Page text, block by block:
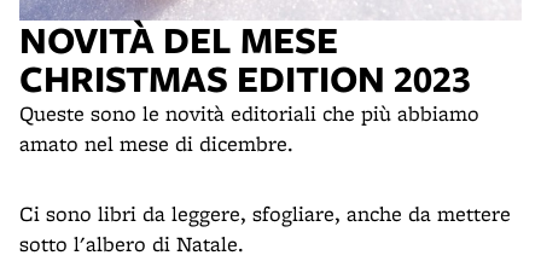
NOVITÀ DEL MESE
CHRISTMAS EDITION 2023
Queste sono le novità editoriali che più abbiamo
amato nel mese di dicembre.
Ci sono libri da leggere, sfogliare, anche da mettere
sotto l'albero di Natale.